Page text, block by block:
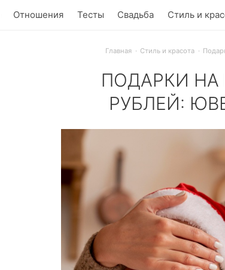
Отношения Тесты Свадьба Стиль и
Главная Стиль и красота
ПОДАРКИ НА
РУБЛЕЙ: